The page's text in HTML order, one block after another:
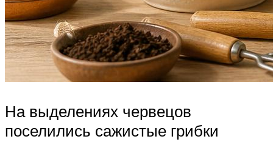
На выделениях червецов
поселились сажистые грибки